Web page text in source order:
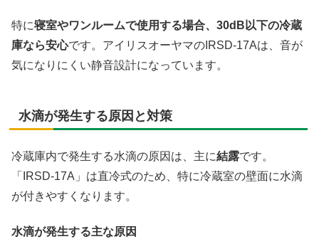
特に寝室やワンルームで使用する場合、30dB以下の冷蔵
庫なら安心です。アイリスオーヤマのIRSD-17Aは、音が
気になりにくい静音設計になっています。
水滴が発生する原因と対策
冷蔵庫内で発生する水滴の原因は、主に結露です。
「IRSD-17A」は直冷式のため、特に冷蔵室の壁面に水滴
が付きやすくなります。
水滴が発生する主な原因